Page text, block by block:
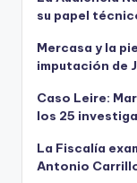
su papel
Mercasa y la
imputación de
Caso Leire:
los 25
La Fiscalía
Antonio